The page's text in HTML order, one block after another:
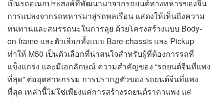
เป็นรถอเนกประสงค์ที่พัฒนามาจากรถยนต์ทางทหารของจีน
การแปลงจากรถทหารมาสู่รถพลเรือน แสดงให้เห็นถึงความ
ทนทานและสมรรถนะในการลุย ด้วยโครงสร้างแบบ Body-
on-frame และตัวเลือกทั้งแบบ Bare-chassis และ Pickup
ทำให้ M50 เป็นตัวเลือกที่น่าสนใจสำหรับผู้ที่ต้องการรถที่
แข็งแกร่ง และมีเอกลักษณ์ ความสำคัญของ “รถยนต์จีนที่แพง
ที่สุด” ต่ออุตสาหกรรม การปรากฏตัวของ รถยนต์จีนที่แพง
ที่สุด เหล่านี้ไม่ใช่เพียงแค่การสร้างรถยนต์ราคาแพง แต่